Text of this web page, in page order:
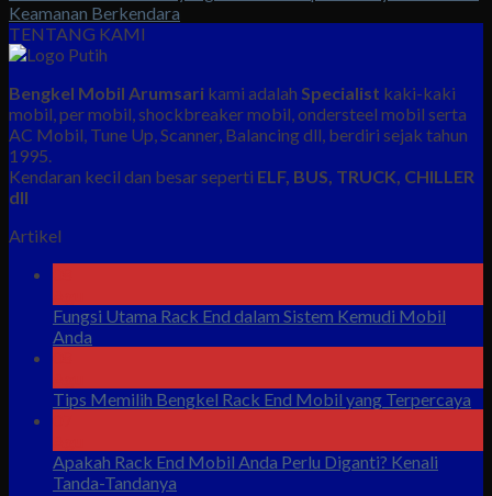
Keamanan Berkendara
TENTANG KAMI
Bengkel Mobil Arumsari kami adalah Specialist kaki-kaki
mobil, per mobil, shockbreaker mobil, ondersteel mobil serta
AC Mobil, Tune Up, Scanner, Balancing dll, berdiri sejak tahun
1995.
Kendaran kecil dan besar seperti ELF, BUS, TRUCK, CHILLER
dll
Artikel
Fungsi Utama Rack End dalam Sistem Kemudi Mobil
Anda
Tips Memilih Bengkel Rack End Mobil yang Terpercaya
Apakah Rack End Mobil Anda Perlu Diganti? Kenali
Tanda-Tandanya